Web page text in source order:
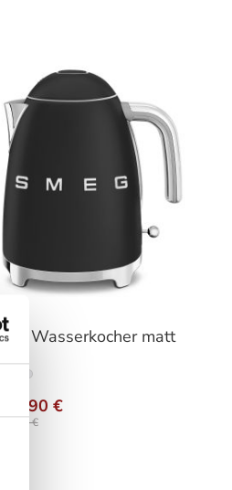
- Wasserkocher matt
149,90 €
209,00 €